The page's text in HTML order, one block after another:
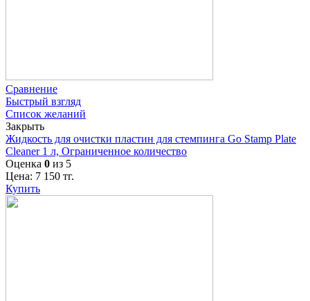
Сравнение
Быстрый взгляд
Список желаний
Закрыть
Жидкость для очистки пластин для стемпинга Go Stamp Plate
Cleaner 1 л, Ограниченное количество
Оценка 0 из 5
Цена: 7 150 тг.
Купить